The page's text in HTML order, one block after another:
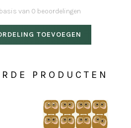
van 0 beoordelingen
TOEVOEGEN
PRODUCTEN